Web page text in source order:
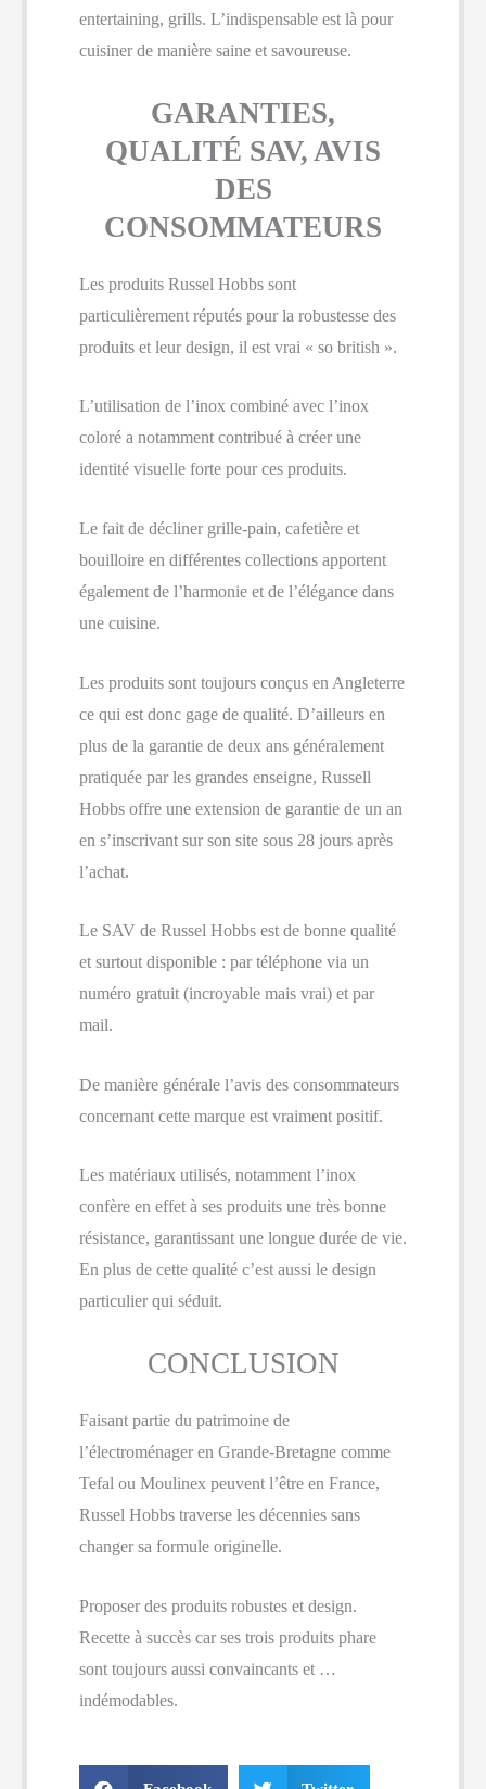
entertaining, grills. L’indispensable est là pour
cuisiner de manière saine et savoureuse.
GARANTIES,
QUALITÉ SAV, AVIS
DES
CONSOMMATEURS
Les produits Russel Hobbs sont
particulièrement réputés pour la robustesse des
produits et leur design, il est vrai « so british ».
L’utilisation de l’inox combiné avec l’inox
coloré a notamment contribué à créer une
identité visuelle forte pour ces produits.
Le fait de décliner grille-pain, cafetière et
bouilloire en différentes collections apportent
également de l’harmonie et de l’élégance dans
une cuisine.
Les produits sont toujours conçus en Angleterre
ce qui est donc gage de qualité. D’ailleurs en
plus de la garantie de deux ans généralement
pratiquée par les grandes enseigne, Russell
Hobbs offre une extension de garantie de un an
en s’inscrivant sur son site sous 28 jours après
l’achat.
Le SAV de Russel Hobbs est de bonne qualité
et surtout disponible : par téléphone via un
numéro gratuit (incroyable mais vrai) et par
mail.
De manière générale l’avis des consommateurs
concernant cette marque est vraiment positif.
Les matériaux utilisés, notamment l’inox
confère en effet à ses produits une très bonne
résistance, garantissant une longue durée de vie.
En plus de cette qualité c’est aussi le design
particulier qui séduit.
CONCLUSION
Faisant partie du patrimoine de
l’électroménager en Grande-Bretagne comme
Tefal ou Moulinex peuvent l’être en France,
Russel Hobbs traverse les décennies sans
changer sa formule originelle.
Proposer des produits robustes et design.
Recette à succès car ses trois produits phare
sont toujours aussi convaincants et …
indémodables.